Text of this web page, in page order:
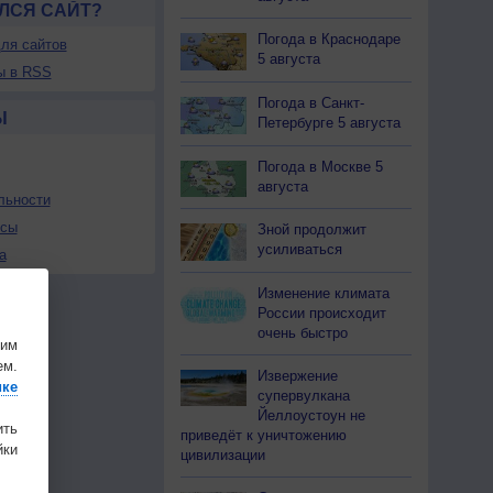
САЙТ?
сайтов
в RSS
Погода в Краснодаре
5 августа
Погода в Санкт-
Петербурге 5 августа
Погода в Москве 5
августа
Зной продолжит
усиливаться
Изменение климата
России происходит
очень быстро
Извержение
супервулкана
Йеллоустоун не
приведёт к уничтожению
цивилизации